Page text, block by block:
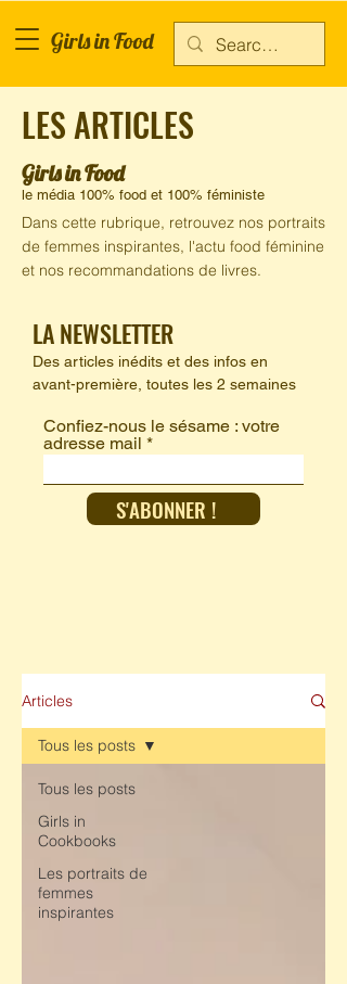
Girls in Food
LES ARTICLES
Girls in Food
le média 100% food et 100% féministe
Dans cette rubrique, retrouvez nos portraits
de femmes inspirantes, l'actu food féminine
et nos recommandations de livres.
LA NEWSLETTER
Des articles inédits et des infos en
avant-première, toutes les 2 semaines
Confiez-nous le sésame : votre
adresse mail
S'ABONNER !
Articles
Tous les posts
Girls in
Cookbooks
Les portraits de
femmes
inspirantes
Tous les posts